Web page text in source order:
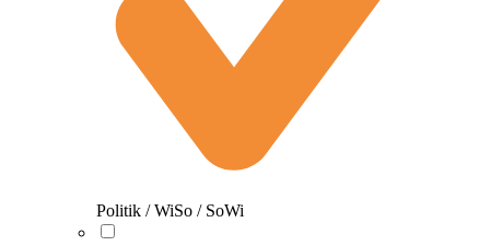
Politik / WiSo / SoWi